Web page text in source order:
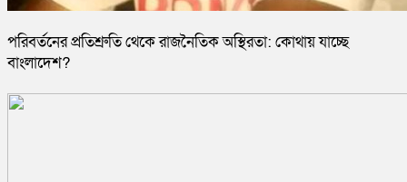
পরিবর্তনের প্রতিশ্রুতি থেকে রাজনৈতিক অস্থিরতা: কোথায় যাচ্ছে
বাংলাদেশ?